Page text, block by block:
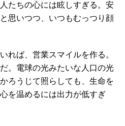
たちの心には眩しすぎる。安
思いつつ、いつもむっつり顔
れば、営業スマイルを作る。
。電球の光みたいな人口の光
ろうじて照らしても、生命を
を温めるには出力が低すぎ